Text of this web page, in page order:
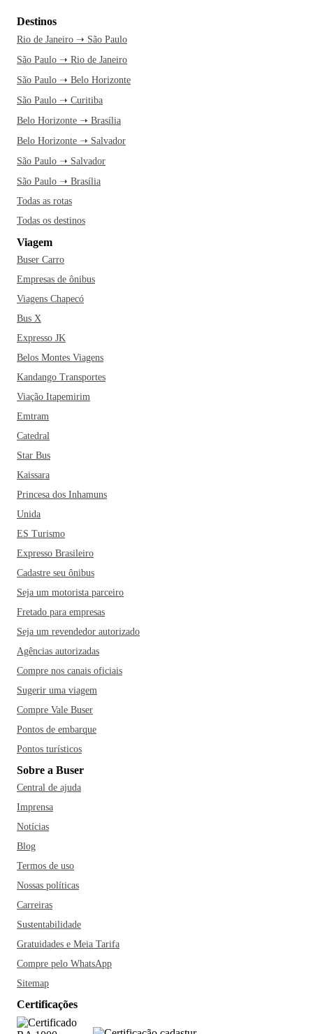
Destinos
Rio de Janeiro ➝ São Paulo
São Paulo ➝ Rio de Janeiro
São Paulo ➝ Belo Horizonte
São Paulo ➝ Curitiba
Belo Horizonte ➝ Brasília
Belo Horizonte ➝ Salvador
São Paulo ➝ Salvador
São Paulo ➝ Brasília
Todas as rotas
Todas os destinos
Viagem
Buser Carro
Empresas de ônibus
Viagens Chapecó
Bus X
Expresso JK
Belos Montes Viagens
Kandango Transportes
Viação Itapemirim
Emtram
Catedral
Star Bus
Kaissara
Princesa dos Inhamuns
Unida
ES Turismo
Expresso Brasileiro
Cadastre seu ônibus
Seja um motorista parceiro
Fretado para empresas
Seja um revendedor autorizado
Agências autorizadas
Compre nos canais oficiais
Sugerir uma viagem
Compre Vale Buser
Pontos de embarque
Pontos turísticos
Sobre a Buser
Central de ajuda
Imprensa
Notícias
Blog
Termos de uso
Nossas políticas
Carreiras
Sustentabilidade
Gratuidades e Meia Tarifa
Compre pelo WhatsApp
Sitemap
Certificações